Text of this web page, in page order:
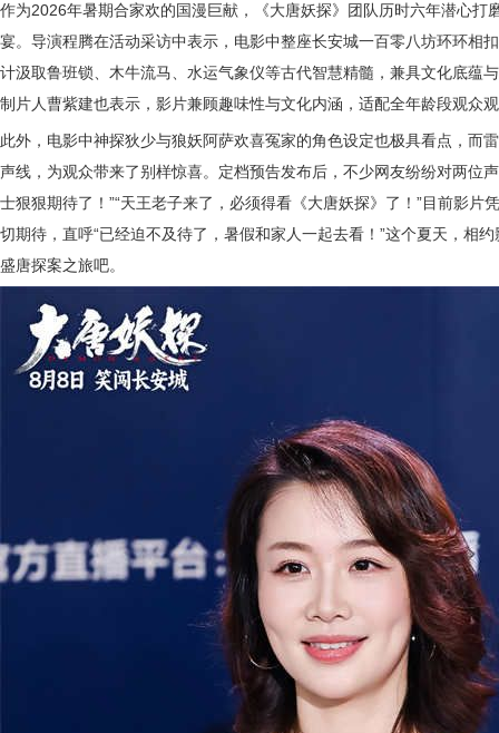
作为2026年暑期合家欢的国漫巨献，《大唐妖探》团队历时六年潜心打
宴。导演程腾在活动采访中表示，电影中整座长安城一百零八坊环环相
计汲取鲁班锁、木牛流马、水运气象仪等古代智慧精髓，兼具文化底蕴
制片人曹紫建也表示，影片兼顾趣味性与文化内涵，适配全年龄段观众
此外，电影中神探狄少与狼妖阿萨欢喜冤家的角色设定也极具看点，而
声线，为观众带来了别样惊喜。定档预告发布后，不少网友纷纷对两位
士狠狠期待了！”“天王老子来了，必须得看《大唐妖探》了！”目前影片
切期待，直呼“已经迫不及待了，暑假和家人一起去看！”这个夏天，相
盛唐探案之旅吧。